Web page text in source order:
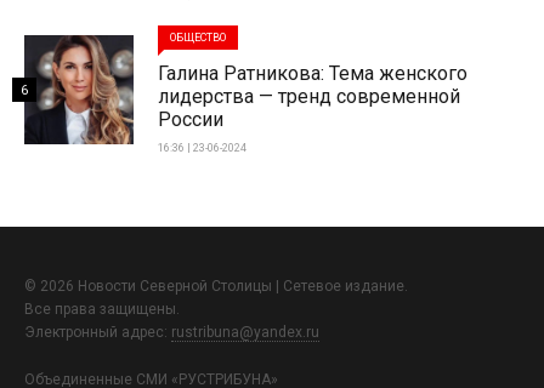
ОБЩЕСТВО
Галина Ратникова: Тема женского
лидерства — тренд современной
России
16:36 | 23-06-2024
6
© 2026 Новости Северной Столицы | Сетевое издание.
Все права защищены.
Электронный адрес: rustribuna@yandex.ru
Объединенные СМИ «РУСТРИБУНА»